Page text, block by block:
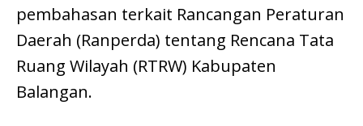
pembahasan terkait Rancangan Peraturan
Daerah (Ranperda) tentang Rencana Tata
Ruang Wilayah (RTRW) Kabupaten
Balangan.